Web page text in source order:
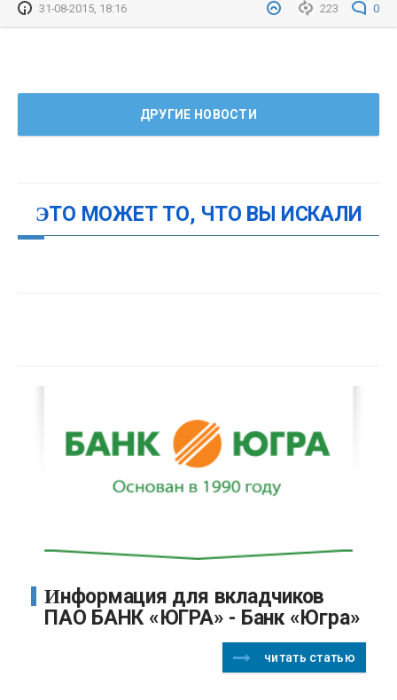
223 0
31-08-2015, 18:16
ДРУГИЕ НОВОСТИ
ЭТО МОЖЕТ ТО, ЧТО ВЫ ИСКАЛИ
Информация для вкладчиков
ПАО БАНК «ЮГРА» - Банк «Югра»
читать статью